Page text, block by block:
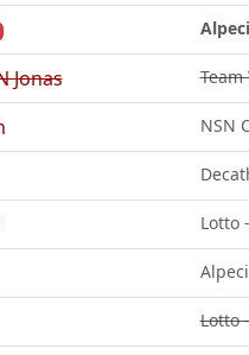
Jonas
Team
NSN
Lotto
Lotto